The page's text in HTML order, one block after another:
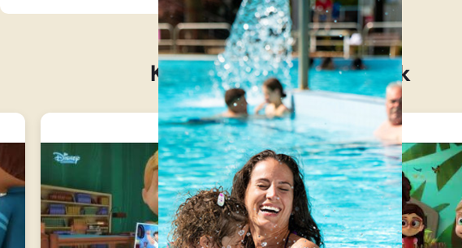
barát pizsamát húz, és
aktiválják állati amuletjeiket,
változzanak. Most a Hold körül
támad valami zűrzavar, ami
Gekkónak okoz igazi fejtörést.
A kis zöld hősnek, Macskának
és Bagolynak össze kell
fogniuk, hogy kiderítsék, ki áll…
Kapcsolódó mesefilmek